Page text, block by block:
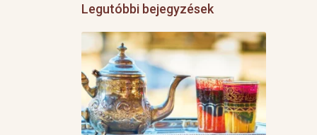
Legutóbbi bejegyzések